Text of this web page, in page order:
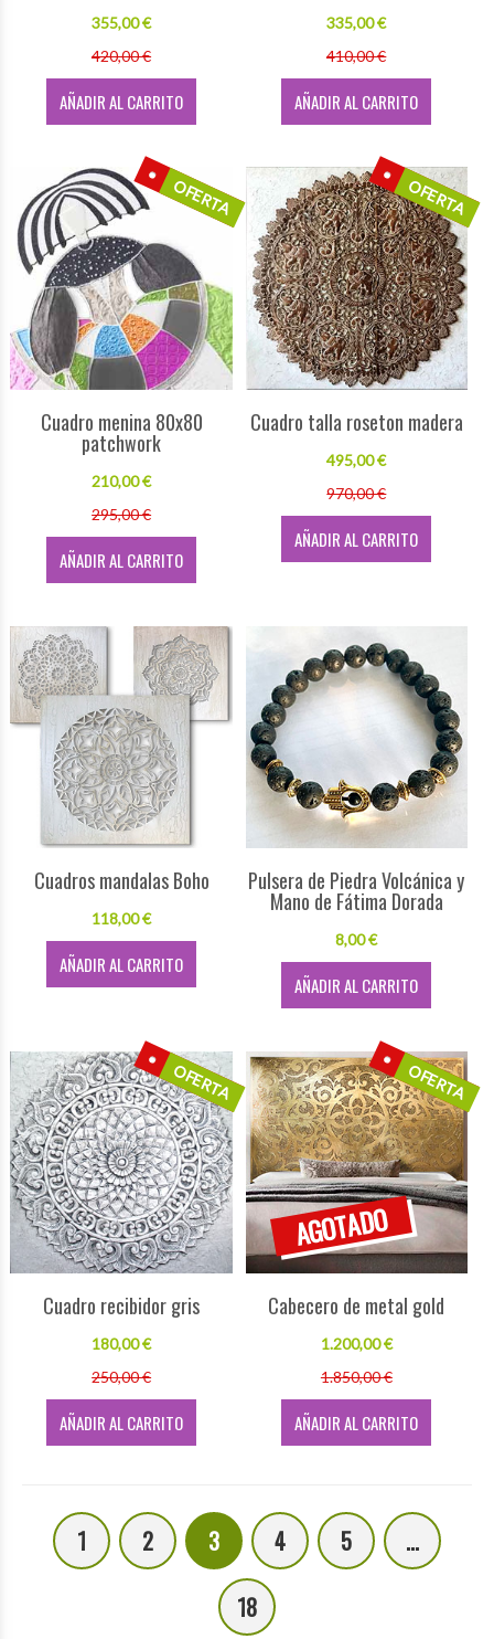
355,00 €
420,00 €
AÑADIR AL CARRITO
335,00 €
410,00 €
AÑADIR AL CARRITO
OFERTA
Cuadro menina 80x80
patchwork
210,00 €
295,00 €
AÑADIR AL CARRITO
OFERTA
Cuadro talla roseton madera
495,00 €
970,00 €
AÑADIR AL CARRITO
Cuadros mandalas Boho
118,00 €
AÑADIR AL CARRITO
Pulsera de Piedra Volcánica y
Mano de Fátima Dorada
8,00 €
AÑADIR AL CARRITO
OFERTA
Cuadro recibidor gris
180,00 €
250,00 €
AÑADIR AL CARRITO
OFERTA
Cabecero de metal gold
1.200,00 €
1.850,00 €
AÑADIR AL CARRITO
1 2 3 4 5
...
18